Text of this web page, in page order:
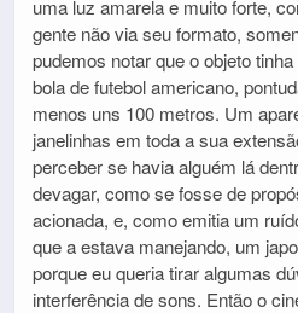
uma luz amarela e muito forte,
gente não via seu formato,
pudemos notar que o objeto
bola de futebol americano,
menos uns 100 metros. Um
janelinhas em toda a sua
perceber se havia alguém lá
devagar, como se fosse de
acionada, e, como emitia um
que a estava manejando, um
porque eu queria tirar algumas
interferência de sons. Então o